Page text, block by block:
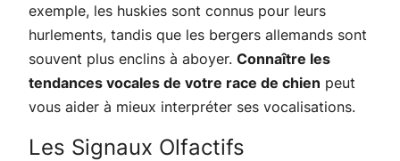
exemple, les huskies sont connus pour leurs
hurlements, tandis que les bergers allemands sont
souvent plus enclins à aboyer. Connaître les
tendances vocales de votre race de chien peut
vous aider à mieux interpréter ses vocalisations.
Les Signaux Olfactifs